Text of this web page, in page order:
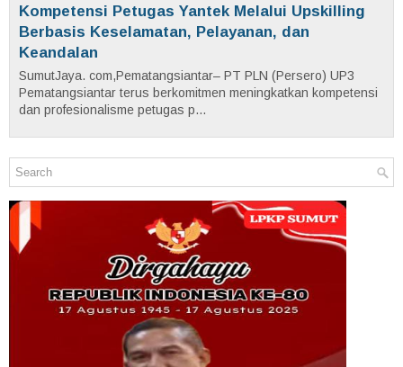
Kompetensi Petugas Yantek Melalui Upskilling
Berbasis Keselamatan, Pelayanan, dan
Keandalan
SumutJaya. com,Pematangsiantar– PT PLN (Persero) UP3
Pematangsiantar terus berkomitmen meningkatkan kompetensi
dan profesionalisme petugas p...